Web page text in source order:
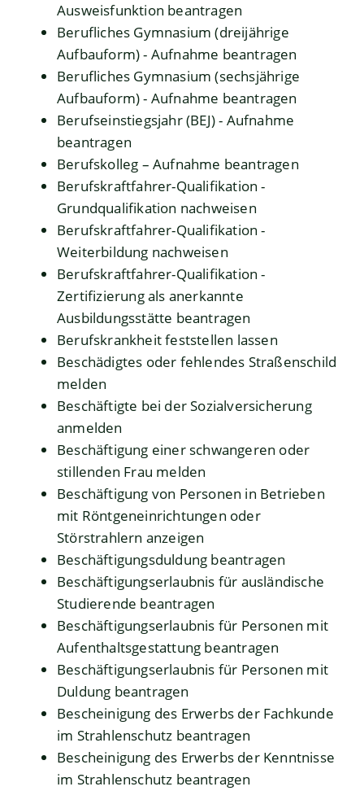
Ausweisfunktion beantragen
Berufliches Gymnasium (dreijährige
Aufbauform) - Aufnahme beantragen
Berufliches Gymnasium (sechsjährige
Aufbauform) - Aufnahme beantragen
Berufseinstiegsjahr (BEJ) - Aufnahme
beantragen
Berufskolleg – Aufnahme beantragen
Berufskraftfahrer-Qualifikation -
Grundqualifikation nachweisen
Berufskraftfahrer-Qualifikation -
Weiterbildung nachweisen
Berufskraftfahrer-Qualifikation -
Zertifizierung als anerkannte
Ausbildungsstätte beantragen
Berufskrankheit feststellen lassen
Beschädigtes oder fehlendes Straßenschild
melden
Beschäftigte bei der Sozialversicherung
anmelden
Beschäftigung einer schwangeren oder
stillenden Frau melden
Beschäftigung von Personen in Betrieben
mit Röntgeneinrichtungen oder
Störstrahlern anzeigen
Beschäftigungsduldung beantragen
Beschäftigungserlaubnis für ausländische
Studierende beantragen
Beschäftigungserlaubnis für Personen mit
Aufenthaltsgestattung beantragen
Beschäftigungserlaubnis für Personen mit
Duldung beantragen
Bescheinigung des Erwerbs der Fachkunde
im Strahlenschutz beantragen
Bescheinigung des Erwerbs der Kenntnisse
im Strahlenschutz beantragen